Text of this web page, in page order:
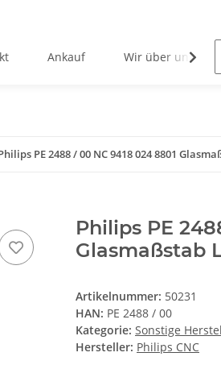
Ankauf Wir über uns
PE 2488 / 00 NC 9418 024 8801
Philips PE
Glasmaßstab
Artikelnummer: 50231
HAN: PE 2488 / 00
Kategorie: Sonstige
Hersteller: Philips CNC